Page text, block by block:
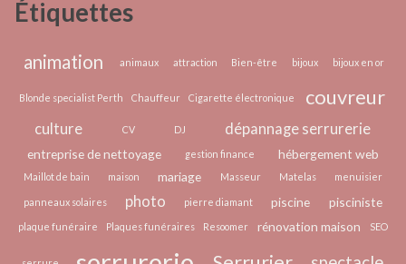
Étiquettes
animation animaux attraction Bien-être bijoux bijoux en or
Blonde specialist Perth Chauffeur Cigarette électronique couvreur
culture CV DJ dépannage serrurerie
entreprise de nettoyage gestion finance hébergement web
Maillot de bain maison mariage Masseur Matelas menuisier
panneaux solaires photo pierre diamant piscine pisciniste
plaque funéraire Plaques funéraires Resoomer rénovation maison SEO